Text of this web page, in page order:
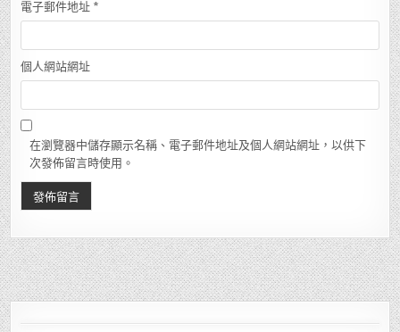
電子郵件地址 *
個人網站網址
在瀏覽器中儲存顯示名稱、電子郵件地址及個人網站網址，以供下
次發佈留言時使用。